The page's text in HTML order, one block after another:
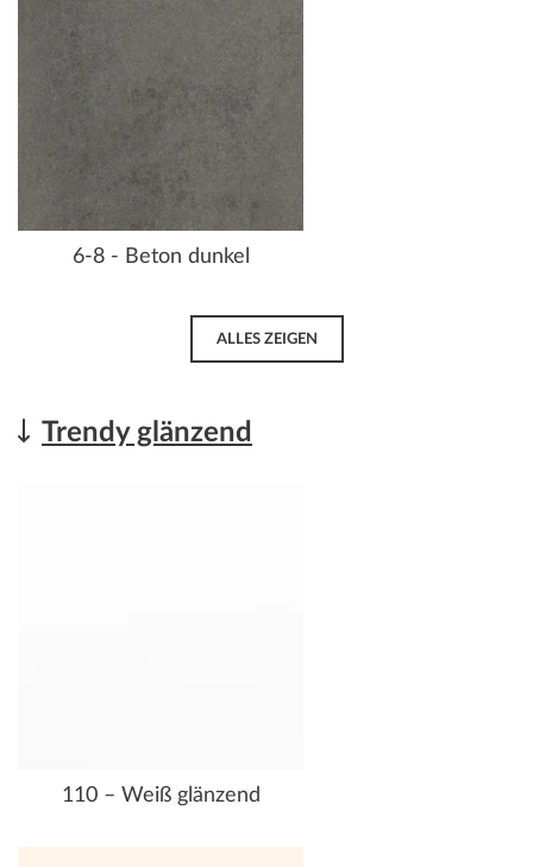
6-8 - Beton dunkel
ALLES ZEIGEN
Trendy glänzend
110 – Weiß glänzend